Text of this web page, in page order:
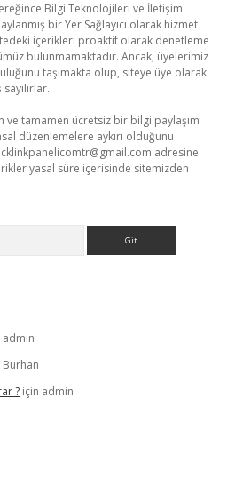
Bilgi Teknolojileri ve İletişim
bir Yer Sağlayıcı olarak hizmet
içerikleri proaktif olarak denetleme
bulunmamaktadır. Ancak, üyelerimiz
taşımakta olup, siteye üye olarak
ve tamamen ücretsiz bir bilgi paylaşım
düzenlemelere aykırı olduğunu
adresine
yasal süre içerisinde sitemizden
admin
Burhan
? için admin